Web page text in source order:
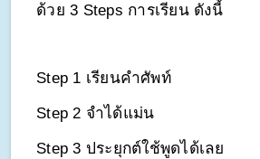
ด้วย 3 Steps การเรียน ดังนี้
Step 1 เรียนคำศัพท์
Step 2 จำได้แม่น
Step 3 ประยุกต์ใช้พูดได้เลย